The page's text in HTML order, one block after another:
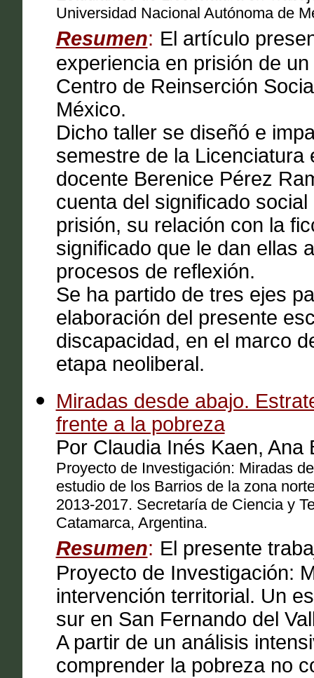
Universidad Nacional Autónoma de
Resumen: El artículo
experiencia en prisión de
Centro de Reinserción
México.
Dicho taller se diseñó e
semestre de la Licenciatura
docente Berenice Pérez
cuenta del significado
prisión, su relación con la
significado que le dan ellas
procesos de reflexión.
Se ha partido de tres ejes
elaboración del presente
discapacidad, en el marco
etapa neoliberal.
Miradas desde abajo.
frente a la pobreza
Por Claudia Inés Kaen,
Proyecto de Investigación: Miradas
estudio de los Barrios de la zona
2013-2017. Secretaría de Ciencia y
Catamarca, Argentina.
Resumen: El presente
Proyecto de Investigación:
intervención territorial. Un
sur en San Fernando del
A partir de un análisis
comprender la pobreza no